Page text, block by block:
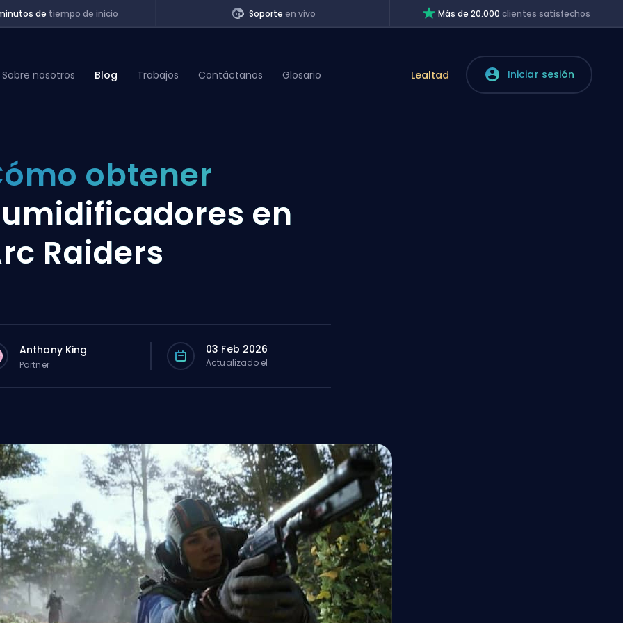
de tiempo de inicio Soporteen vivo Más de 20.000clientes satisfechos
Sobre nosotros Blog Trabajos Contáctanos Glosario Lealtad Iniciar sesión
obtener
en
Raiders
Anthony King
Partner
03 Feb 2026
Actualizado el